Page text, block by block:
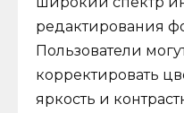
редактирования
Пользователи
корректировать
яркость и